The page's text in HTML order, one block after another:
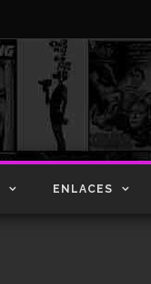
ENLACES